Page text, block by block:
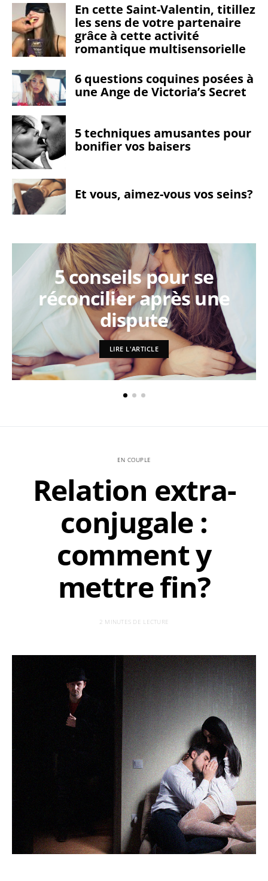
En cette Saint-Valentin, titillez
les sens de votre partenaire
grâce à cette activité
romantique multisensorielle
6 questions coquines posées à
une Ange de Victoria’s Secret
5 techniques amusantes pour
bonifier vos baisers
Et vous, aimez-vous vos seins?
5 conseils pour se
réconcilier après une
dispute
LIRE L'ARTICLE
EN COUPLE
Relation extra-
conjugale :
comment y
mettre fin?
2 MINUTES DE LECTURE